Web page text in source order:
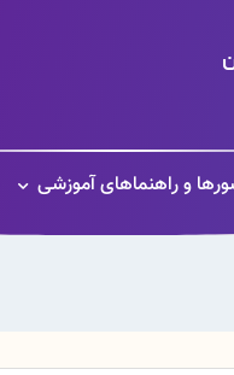
و راهنماهای آموزشی